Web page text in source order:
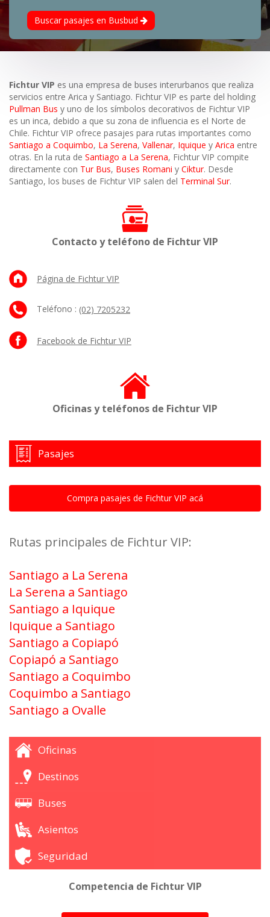
Buscar pasajes en Busbud
Fichtur VIP es una empresa de buses interurbanos que realiza
servicios entre Arica y Santiago. Fichtur VIP es parte del holding
Pullman Bus y uno de los símbolos decorativos de Fichtur VIP
es un inca, debido a que su zona de influencia es el Norte de
Chile. Fichtur VIP ofrece pasajes para rutas importantes como
Santiago a Coquimbo, La Serena, Vallenar, Iquique y Arica entre
otras. En la ruta de Santiago a La Serena, Fichtur VIP compite
directamente con Tur Bus, Buses Romani y Ciktur. Desde
Santiago, los buses de Fichtur VIP salen del Terminal Sur.
Contacto y teléfono de Fichtur VIP
Página de Fichtur VIP
Teléfono : (02) 7205232
Facebook de Fichtur VIP
Oficinas y teléfonos de Fichtur VIP
Pasajes
Compra pasajes de Fichtur VIP acá
Rutas principales de Fichtur VIP:
Santiago a La Serena
La Serena a Santiago
Santiago a Iquique
Iquique a Santiago
Santiago a Copiapó
Copiapó a Santiago
Santiago a Coquimbo
Coquimbo a Santiago
Santiago a Ovalle
Oficinas
Destinos
Buses
Asientos
Seguridad
Competencia de Fichtur VIP